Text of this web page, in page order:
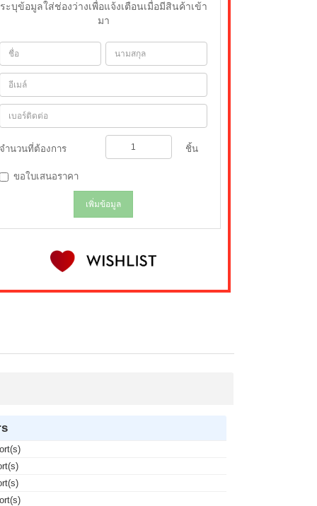
ระบุข้อมูลใส่ช่องว่างเพื่อแจ้งเตือนเมื่อมีสินค้าเข้า
มา
จำนวนที่ต้องการ ชิ้น
ขอใบเสนอราคา
เพิ่มข้อมูล